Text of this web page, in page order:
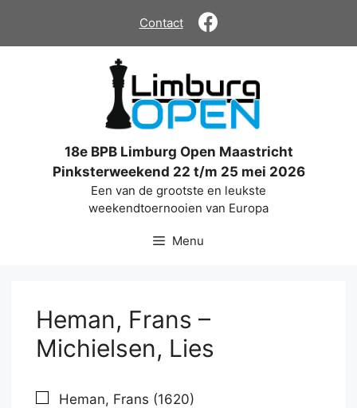
de
Contact
18e BPB Limburg Open Maastricht
Pinksterweekend 22 t/m 25 mei 2026
Een van de grootste en leukste
weekendtoernooien van Europa
Menu
Heman, Frans –
Michielsen, Lies
Heman, Frans (1620)